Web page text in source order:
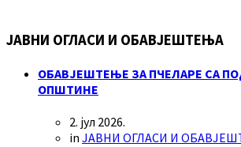
ЈАВНИ ОГЛАСИ И ОБАВЈЕШТЕЊА
ОБАВЈЕШТЕЊЕ ЗА ПЧЕЛАРЕ СА
ОПШТИНЕ
2. јул 2026.
in ЈАВНИ ОГЛАСИ И